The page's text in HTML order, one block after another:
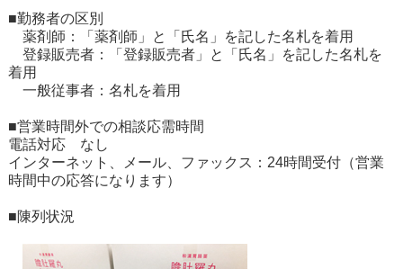
■勤務者の区別
薬剤師：「薬剤師」と「氏名」を記した名札を着用
登録販売者：「登録販売者」と「氏名」を記した名札を
着用
一般従事者：名札を着用
■営業時間外での相談応需時間
電話対応 なし
インターネット、メール、ファックス：24時間受付（営業
時間中の応答になります）
■陳列状況